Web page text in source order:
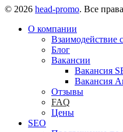
© 2026 head-promo. Все
О компании
Взаимодействие
Блог
Вакансии
Вакансия
Вакансия
Отзывы
FAQ
Цены
SEO